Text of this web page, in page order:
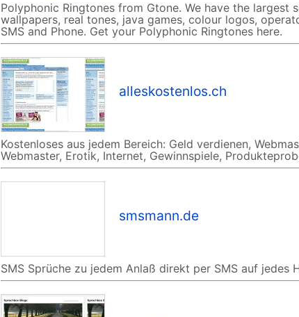
Polyphonic Ringtones from Gtone. We have the
wallpapers, real tones, java games, colour logos,
SMS and Phone. Get your Polyphonic Ringtones here.
alleskostenlos.ch
Kostenloses aus jedem Bereich: Geld verdienen,
Webmaster, Erotik, Internet, Gewinnspiele,
smsmann.de
SMS Sprüche zu jedem Anlaß direkt per SMS auf jedes